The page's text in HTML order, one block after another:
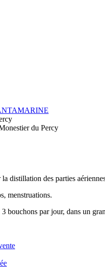
du Percy
distillation des parties
menstruations.
bouchons par jour, dans un